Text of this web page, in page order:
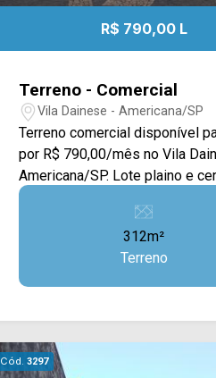
R$ 790,00 L
Terreno - Comercial
Vila Dainese - Americana/SP
Terreno comercial disponível
por R$ 790,00/mês no Vila
Americana/SP. Lote plaino e cercado
com alambrado. Localizado entre à Av.
Europa e Av. da Amizade, esta
conta com escolas,
oficinas, farmácias, bares e
restaurantes. Para saber mais sobre o
entre em contato conosco:
Arbix: (19) 97169-1100 ou
Arbix: (19) 3475-4546
312m²
Terreno
Cód. 3297